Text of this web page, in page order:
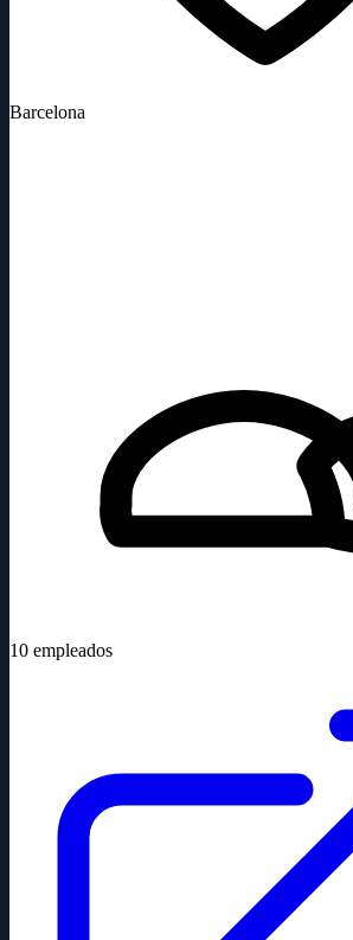
Barcelona
10 empleados